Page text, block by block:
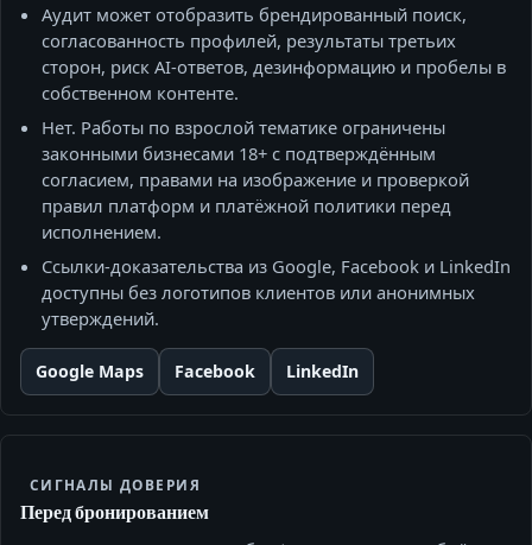
Аудит может отобразить брендированный поиск,
согласованность профилей, результаты третьих
сторон, риск AI-ответов, дезинформацию и пробелы в
собственном контенте.
Нет. Работы по взрослой тематике ограничены
законными бизнесами 18+ с подтверждённым
согласием, правами на изображение и проверкой
правил платформ и платёжной политики перед
исполнением.
Ссылки‑доказательства из Google, Facebook и LinkedIn
доступны без логотипов клиентов или анонимных
утверждений.
Google Maps Facebook LinkedIn
СИГНАЛЫ ДОВЕРИЯ
Перед бронированием